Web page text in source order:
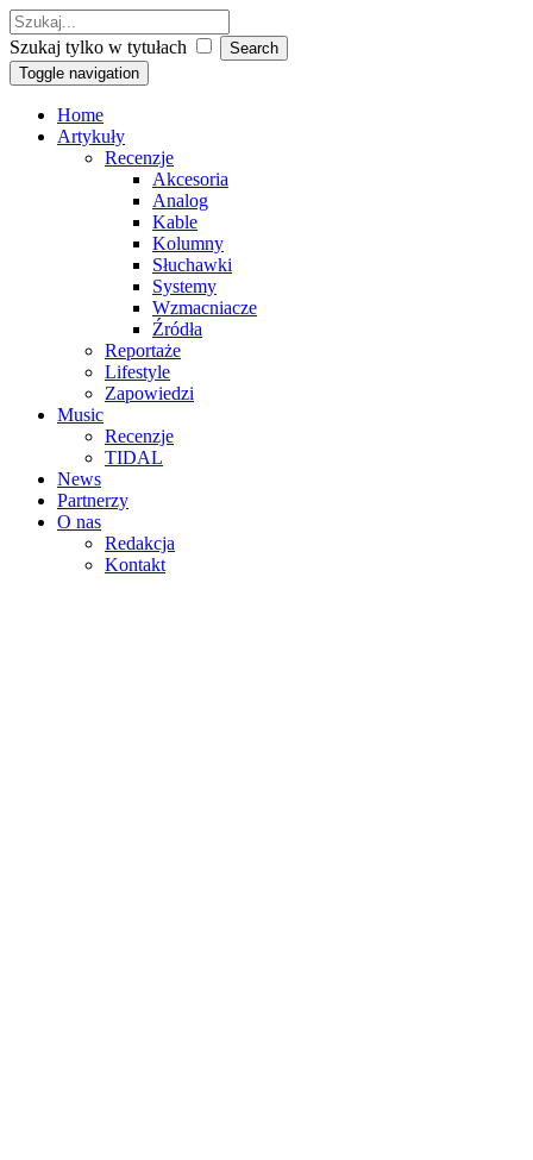
Szukaj tylko w tytułach
Toggle navigation
Home
Artykuły
Recenzje
Akcesoria
Analog
Kable
Kolumny
Słuchawki
Systemy
Wzmacniacze
Źródła
Reportaże
Lifestyle
Zapowiedzi
Music
Recenzje
TIDAL
News
Partnerzy
O nas
Redakcja
Kontakt